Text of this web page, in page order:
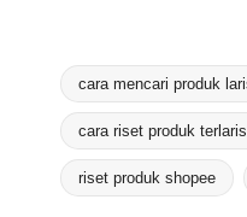
Tags:
cara mencari produk
cara riset produk
riset produk shopee